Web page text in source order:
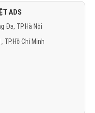
ADS
Đa, TP.Hà Nội
TP.Hồ Chí Minh